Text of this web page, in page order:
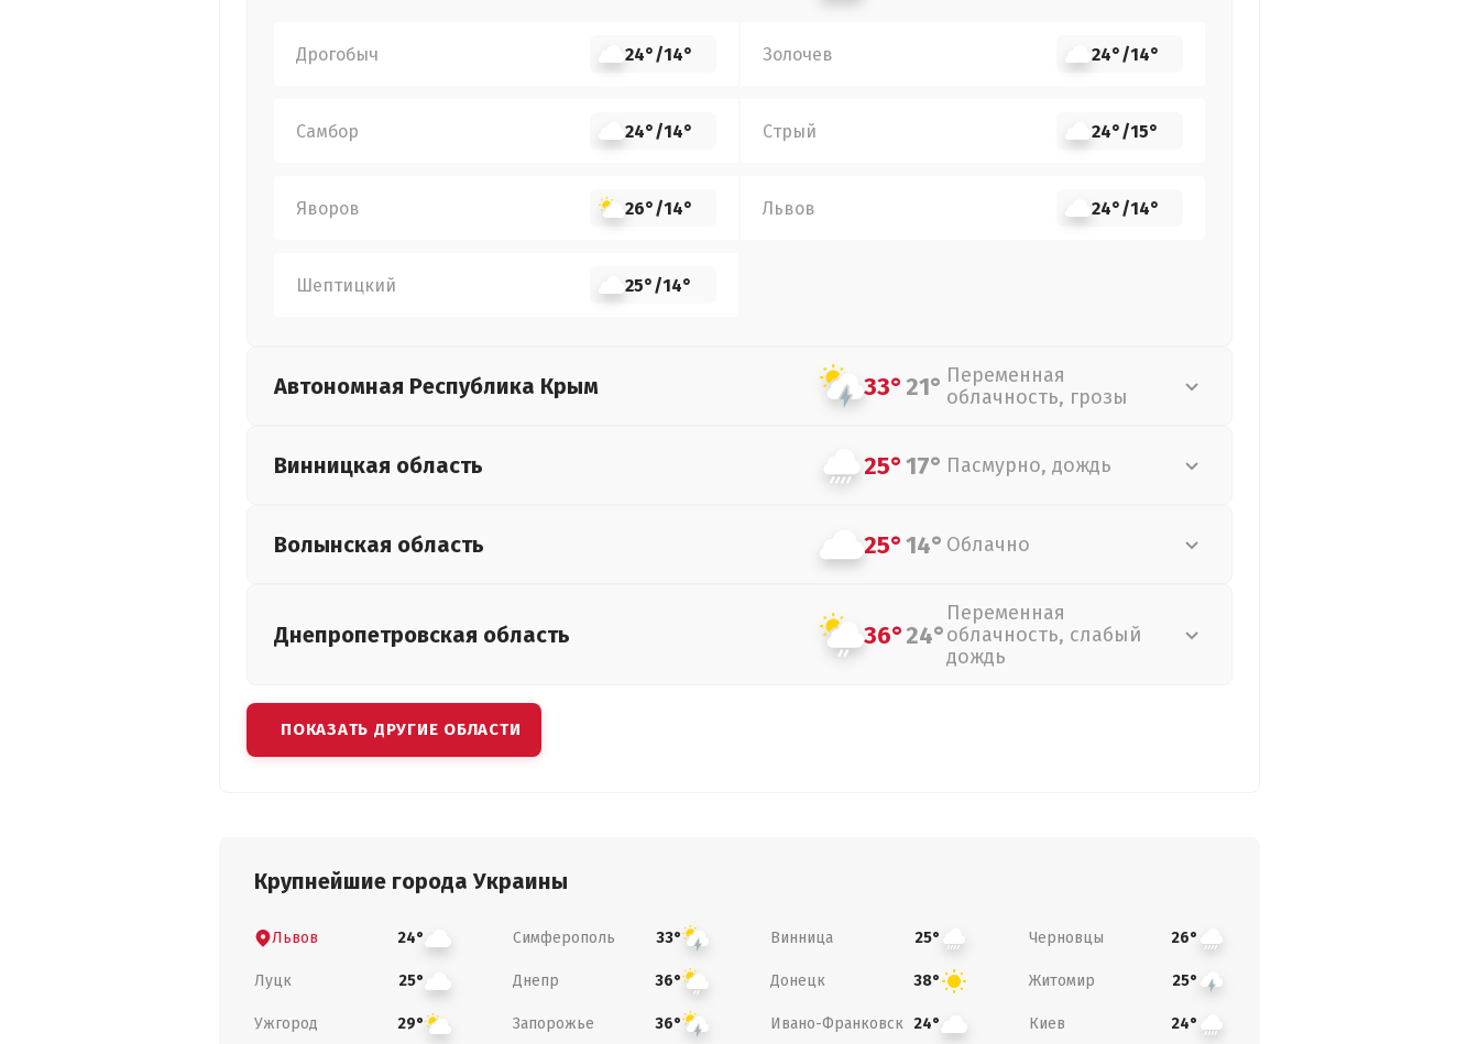
Дрогобыч 24°/14° Золочев 24°/14°
Самбор 24°/14° Стрый 24°/15°
Яворов 26°/14° Львов 24°/14°
Шептицкий 25°/14°
Автономная Республика Крым 33°21° Переменная
облачность, грозы
Винницкая область 25°17° Пасмурно, дождь
Волынская область 25°14° Облачно
Днепропетровская область 36°24°
Переменная
облачность, слабый
дождь
ПОКАЗАТЬ ДРУГИЕ ОБЛАСТИ
Крупнейшие города Украины
Львов 24° Симферополь 33° Винница 25° Черновцы 26°
Луцк 25° Днепр 36° Донецк 38° Житомир 25°
Ужгород 29° Запорожье 36° Ивано-Франковск 24° Киев 24°